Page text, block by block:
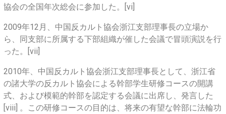
協会の全国年次総会に参加した。[vi]
2009年12月、中国反カルト協会浙江支部理事長の立場か
ら、同支部に所属する下部組織が催した会議で冒頭演説を行
った。[vii]
2010年、中国反カルト協会浙江支部理事長として、浙江省
の諸大学の反カルト協会による幹部学生研修コースの開講
式、および模範的幹部を認定する会議に出席し、発言した
[viii] 。この研修コースの目的は、将来の有望な幹部に法輪功